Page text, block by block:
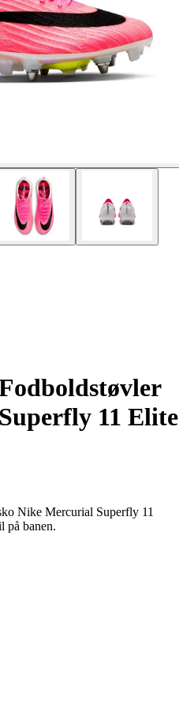
11 Elite
Nike Mercurial Superfly 11
på banen.